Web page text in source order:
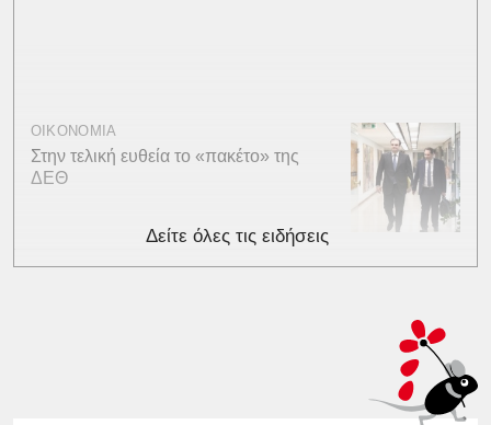
ΟΙΚΟΝΟΜΙΑ
Στην τελική ευθεία το «πακέτο» της
ΔΕΘ
Δείτε όλες τις ειδήσεις